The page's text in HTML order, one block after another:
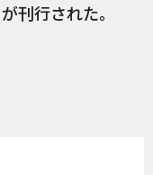
刊行された。